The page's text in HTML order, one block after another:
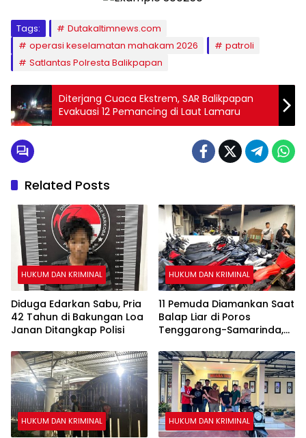
Tags:
Dutakaltimnews.com
operasi keselamatan mahakam 2026
patroli
Satlantas Polresta Balikpapan
Diterjang Cuaca Ekstrem, SAR Balikpapan
Evakuasi 12 Pemancing di Laut Lamaru
Related Posts
HUKUM DAN KRIMINAL
Diduga Edarkan Sabu, Pria
42 Tahun di Bakungan Loa
Janan Ditangkap Polisi
HUKUM DAN KRIMINAL
11 Pemuda Diamankan Saat
Balap Liar di Poros
Tenggarong-Samarinda,
Bulan
HUKUM DAN KRIMINAL HUKUM DAN KRIMINAL